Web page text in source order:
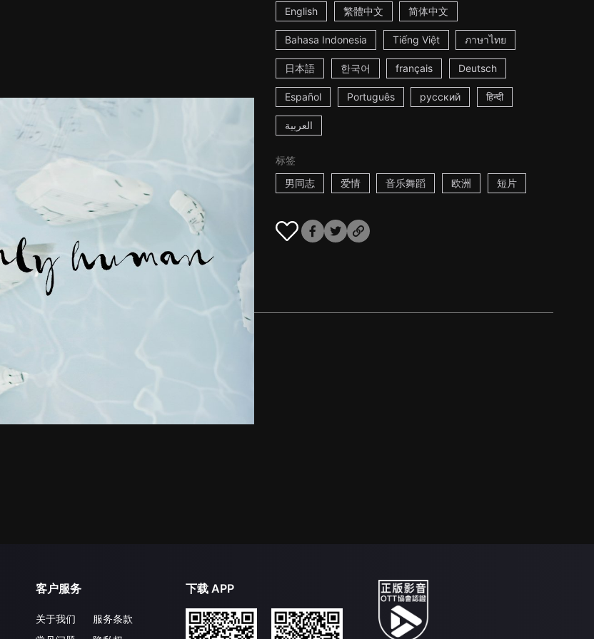
English 繁體中文 简体中文
Bahasa Indonesia Tiếng Việt ภาษาไทย
日本語 한국어 français Deutsch
Español Português русский हिन्दी
العربية
标签
男同志
爱情 音乐舞蹈 欧洲 短片
客户服务
关于我们
服务条款
下载 APP